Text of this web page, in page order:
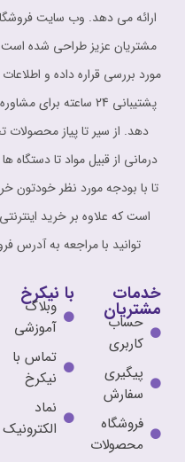
ارائه می دهد. وب سایت
مشتریان عزیز طراحی شده است
مورد بررسی قراره داده و
پشتیبانی 24 ساعته
دهد. از سیر تا پیاز
درمانی از قبیل مواد تا
تا با بودجه مورد نظر خودتون
است که علاوه بر خرید
توانید با مراجعه به آدرس
خدمات
مشتریان
حساب
کاربری
پیگیری
سفارش
فروشگاه
محصولات
با نیکرخ
وبلاگ
آموزشی
تماس با
نیکرخ
نماد
الکترونیک